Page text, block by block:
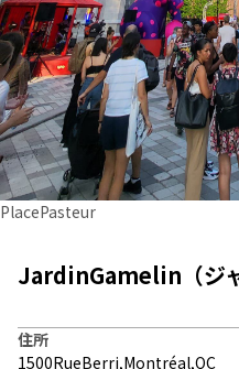
PlacePasteur
JardinGamelin（ジ
住所
1500RueBerri,Montréal,QC